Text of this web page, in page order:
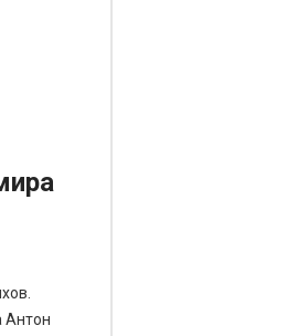
Антон